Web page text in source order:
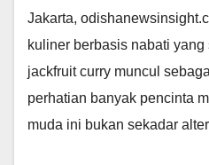
Jakarta,
kuliner berbasis nabati
jackfruit curry muncul
perhatian banyak pencinta
muda ini bukan sekadar